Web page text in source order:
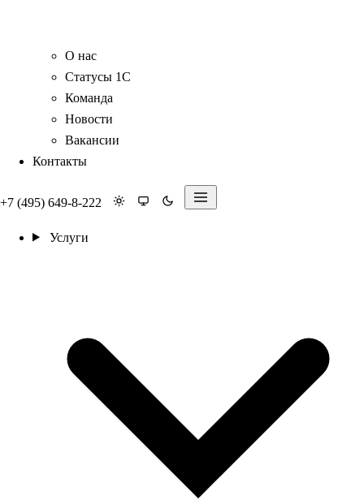
О нас
Статусы 1С
Команда
Новости
Вакансии
Контакты
+7 (495) 649-8-222
Услуги